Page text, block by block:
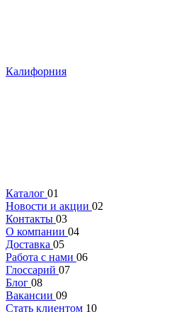
Калифорния
Каталог 01
Новости и акции 02
Контакты 03
О компании 04
Доставка 05
Работа с нами 06
Глоссарий 07
Блог 08
Вакансии 09
Стать клиентом 10